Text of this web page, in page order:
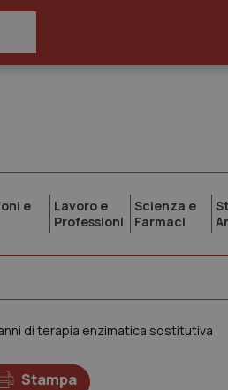
e
Lavoro e
Professioni
Scienza e
Farmaci
di terapia enzimatica sostitutiva
Stampa